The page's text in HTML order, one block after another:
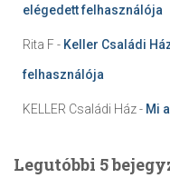
elégedett felhasználója
Rita F- Keller Családi
felhasználója
KELLER Családi Ház- Mi
Legutóbbi 5